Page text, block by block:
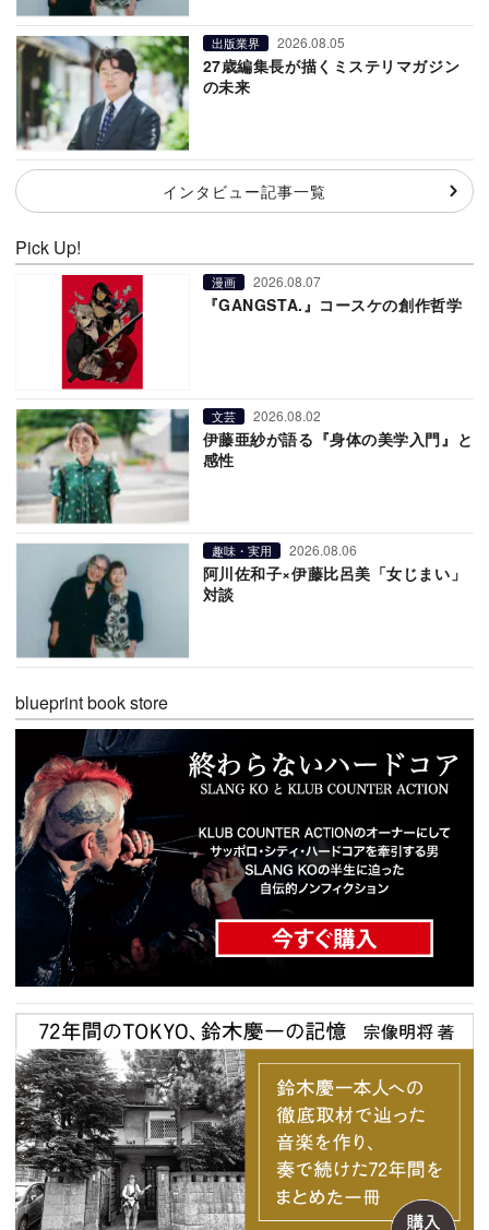
出版業界 2026.08.05
27歳編集長が描くミステリマガジン
の未来
インタビュー記事一覧
Pick Up!
漫画 2026.08.07
『GANGSTA.』コースケの創作哲学
文芸 2026.08.02
伊藤亜紗が語る『身体の美学入門』と
感性
趣味・実用 2026.08.06
阿川佐和子×伊藤比呂美「女じまい」
対談
blueprint book store